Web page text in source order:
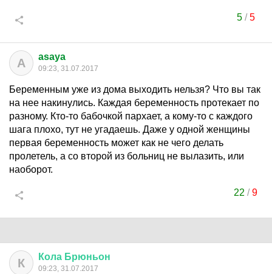
5/5
A asaya
09:23, 31.07.2017
Беременным уже из дома выходить нельзя? Что вы так
на нее накинулись. Каждая беременность протекает по
разному. Кто-то бабочкой пархает, а кому-то с каждого
шага плохо, тут не угадаешь. Даже у одной женщины
первая беременность может как не чего делать
пролетель, а со второй из больниц не вылазить, или
наоборот.
22 /9
К Кола Брюньон
09:23, 31.07.2017